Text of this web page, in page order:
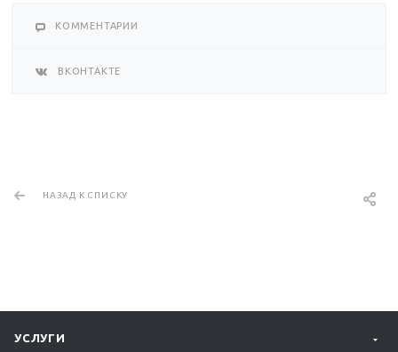
КОММЕНТАРИИ
ВКОНТАКТЕ
НАЗАД К СПИСКУ
УСЛУГИ